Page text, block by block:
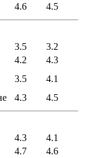
4.6 4.5
3.5
3.2
4.2
4.3
3.5
4.1
4.3 4.5
4.3
4.1
4.7
4.6